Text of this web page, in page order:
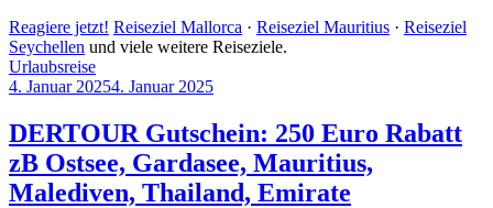
Reagiere jetzt! Reiseziel Mallorca · Reiseziel Mauritius · Reiseziel
Seychellen und viele weitere Reiseziele.
Urlaubsreise
4. Januar 20254. Januar 2025
Allan
DERTOUR Gutschein: 250 Euro Rabatt
zB Ostsee, Gardasee, Mauritius,
Malediven, Thailand, Emirate